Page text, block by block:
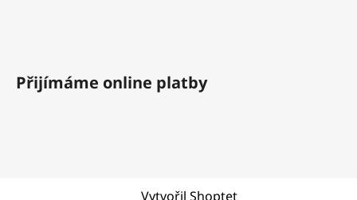
Přijímáme online platby
Vytvořil Shoptet